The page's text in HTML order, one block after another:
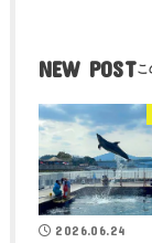
NEW POST
2026.06.24